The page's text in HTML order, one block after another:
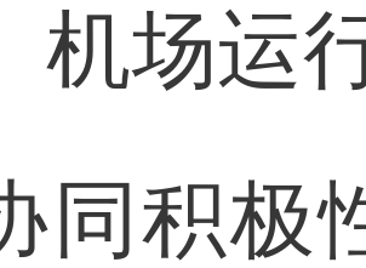
运行
同积极